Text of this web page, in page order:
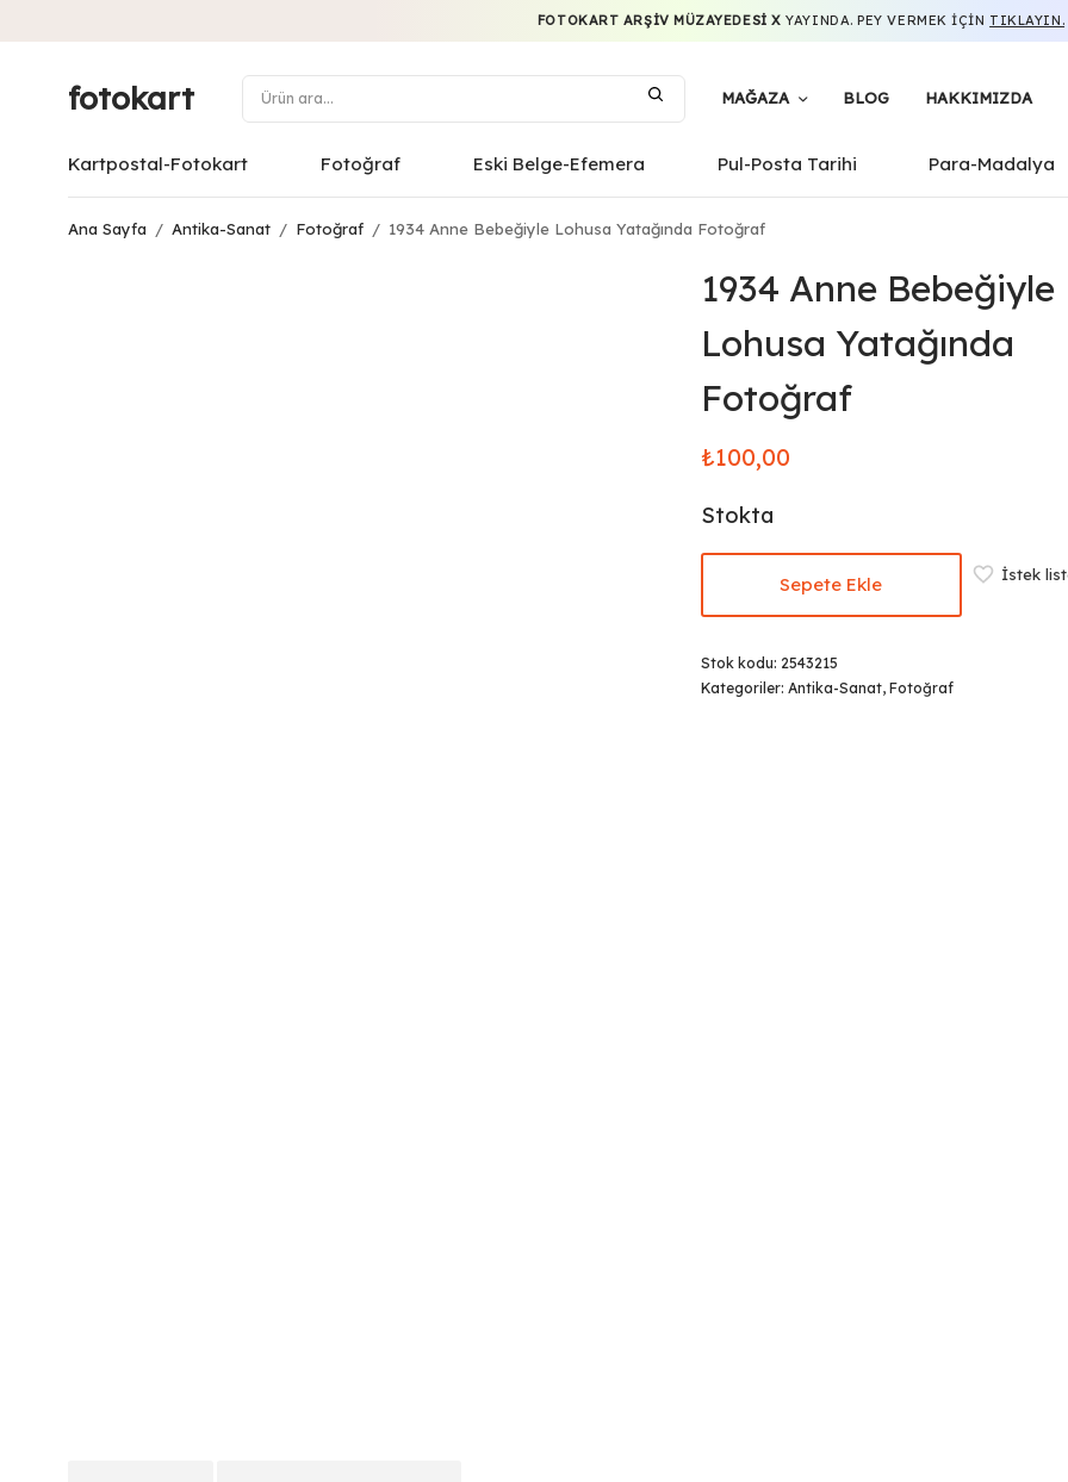
FOTOKART ARŞIV MÜZAYEDESI X YAYINDA. PEY VERMEK IÇIN TIKLAYIN.
fotokart MAĞAZA BLOG HAKKIMIZDA
Kartpostal-Fotokart Fotoğraf Eski Belge-Efemera Pul-Posta Tarihi Para-Madalya
Ana Sayfa / Antika-Sanat / Fotoğraf / 1934 Anne Bebeğiyle Lohusa Yatağında Fotoğraf
1934 Anne Bebeğiyle
Lohusa Yatağında
Fotoğraf
₺100,00
Stokta
Sepete Ekle İstek
Stok kodu: 2543215
Kategoriler: Antika-Sanat, Fotoğraf